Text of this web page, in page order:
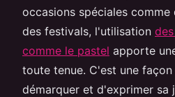
occasions spéciales comme
des festivals, l'utilisation
comme le pastel apporte
toute tenue. C'est une
démarquer et d'exprimer sa